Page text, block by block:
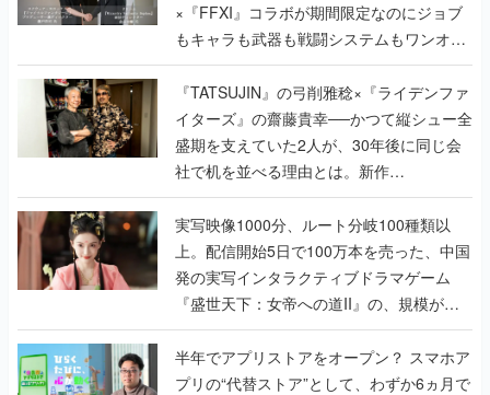
×『FFXI』コラボが期間限定なのにジョブ
もキャラも武器も戦闘システムもワンオフ
で作り込まれた理由を両ディレクターに聞
く
『TATSUJIN』の弓削雅稔×『ライデンファ
イターズ』の齋藤貴幸──かつて縦シュー全
盛期を支えていた2人が、30年後に同じ会
社で机を並べる理由とは。新作
『TATSUJIN EXTREME』で初タッグを組
んだレジェンド2人に訊く開発秘話
実写映像1000分、ルート分岐100種類以
上。配信開始5日で100万本を売った、中国
発の実写インタラクティブドラマゲーム
『盛世天下：女帝への道II』の、規模が違
うこだわりをプロデューサーに聞いた
半年でアプリストアをオープン？ スマホア
プリの“代替ストア”として、わずか6ヵ月で